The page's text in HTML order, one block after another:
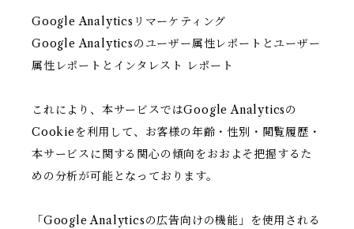
Google Analyticsリマーケティング
Google Analyticsのユーザー属性レポートとユーザー
属性レポートとインタレスト レポート
これにより、本サービスではGoogle Analyticsの
Cookieを利用して、お客様の年齢・性別・閲覧履歴・
本サービスに関する関心の傾向をおおよそ把握するた
めの分析が可能となっております。
「Google Analyticsの広告向けの機能」を使用される